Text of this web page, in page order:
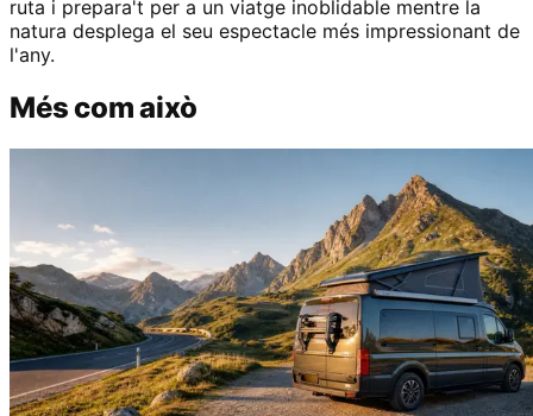
ruta i prepara't per a un viatge inoblidable mentre la
natura desplega el seu espectacle més impressionant de
l'any.
Més com això